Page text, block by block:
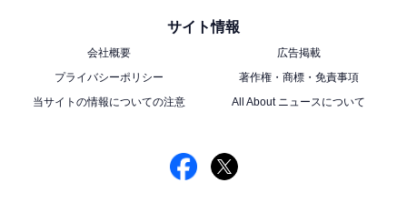
サイト情報
会社概要
広告掲載
プライバシーポリシー
著作権・商標・免責事項
当サイトの情報についての注意
All About ニュースについて